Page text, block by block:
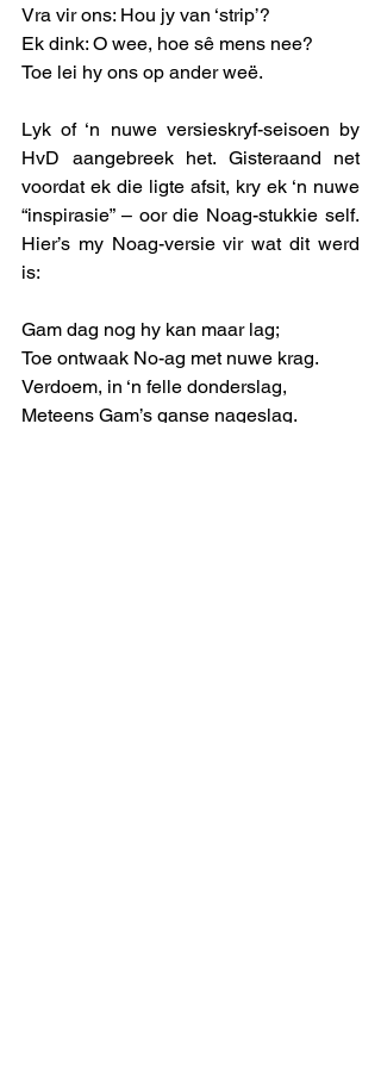
Vra vir ons: Hou jy van ‘strip’?
Ek dink: O wee, hoe sê mens nee?
Toe lei hy ons op ander weë.
Lyk of ‘n nuwe versieskryf-seisoen by
HvD aangebreek het. Gisteraand net
voordat ek die ligte afsit, kry ek ‘n nuwe
“inspirasie” – oor die Noag-stukkie self.
Hier’s my Noag-versie vir wat dit werd
is:
Gam dag nog hy kan maar lag;
Toe ontwaak No-ag met nuwe krag.
Verdoem, in ‘n felle donderslag,
Meteens Gam’s ganse nageslag.